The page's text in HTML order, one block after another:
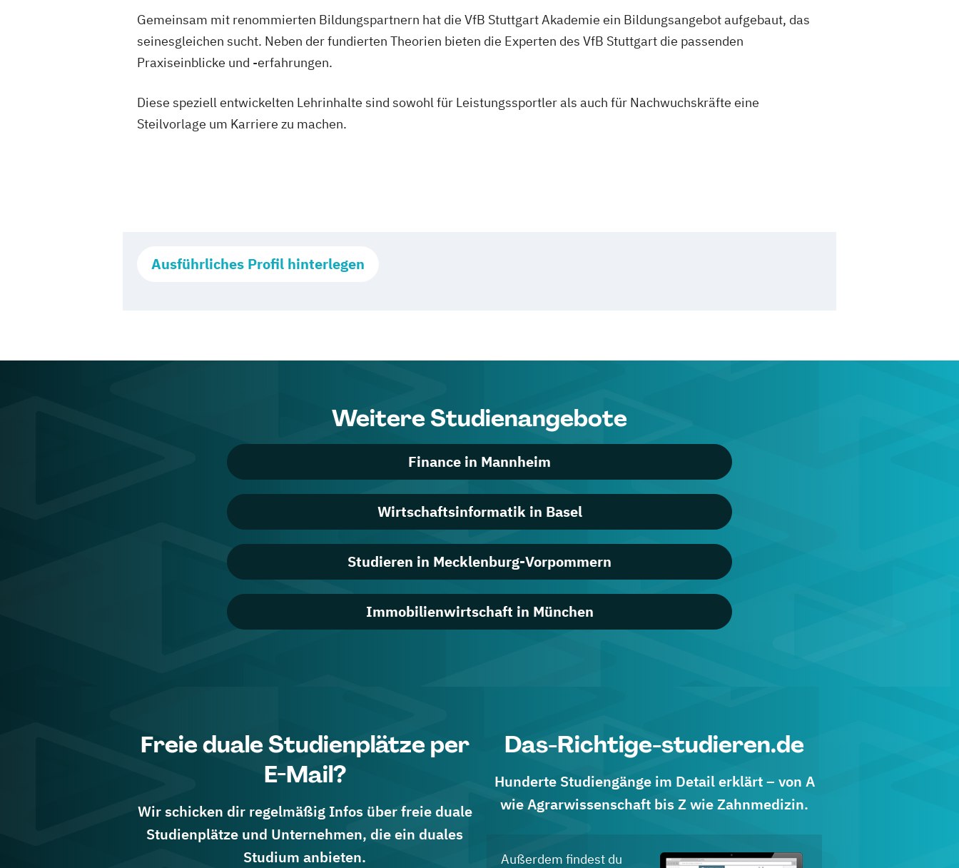
Gemeinsam mit renommierten Bildungspartnern hat die VfB Stuttgart Akademie ein Bildungsangebot aufgebaut, das
seinesgleichen sucht. Neben der fundierten Theorien bieten die Experten des VfB Stuttgart die passenden
Praxiseinblicke und -erfahrungen.
Diese speziell entwickelten Lehrinhalte sind sowohl für Leistungssportler als auch für Nachwuchskräfte eine
Steilvorlage um Karriere zu machen.
Ausführliches Profil hinterlegen
Weitere Studienangebote
Finance in Mannheim
Wirtschaftsinformatik in Basel
Studieren in Mecklenburg-Vorpommern
Immobilienwirtschaft in München
Freie duale Studienplätze per
E-Mail?
Wir schicken dir regelmäßig Infos über freie duale
Studienplätze und Unternehmen, die ein duales
Studium anbieten.
Das-Richtige-studieren.de
Hunderte Studiengänge im Detail erklärt – von A
wie Agrarwissenschaft bis Z wie Zahnmedizin.
Außerdem findest du